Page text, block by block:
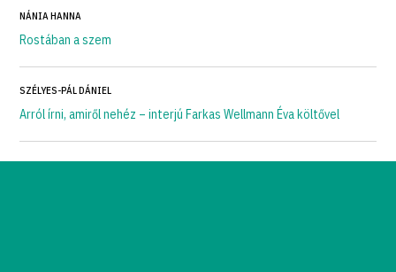
NÁNIA HANNA
Rostában a szem
SZÉLYES-PÁL DÁNIEL
Arról írni, amiről nehéz – interjú Farkas Wellmann Éva költővel